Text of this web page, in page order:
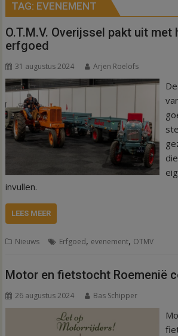
TAG: EVENEMENT
O.T.M.V. Overijssel pakt uit
erfgoed
31 augustus 2024 Arjen Roelofs
invullen.
LEES MEER
Nieuws Erfgoed, evenement, OTMV
Motor en fietstocht Roemenië
26 augustus 2024 Bas Schipper